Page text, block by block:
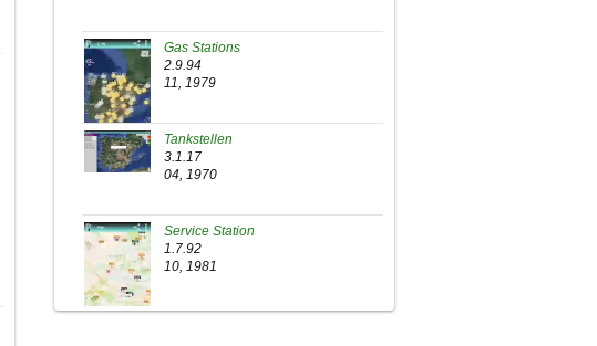
Gas Stations
2.9.94
11, 1979
Tankstellen
3.1.17
04, 1970
Service Station
1.7.92
10, 1981